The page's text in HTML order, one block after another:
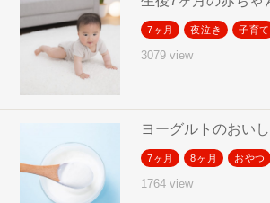
7ヶ月 夜泣き 子育て
3079 view
ヨーグルトのおい
7ヶ月 8ヶ月 おやつ
1764 view